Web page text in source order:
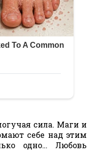
сила. Маги и
себе над этим
одно… Любовь